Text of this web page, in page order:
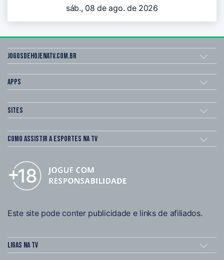
sáb., 08 de ago. de 2026
Jogosdehojenatv.com.br
Apps
Sites
Como assistir a esportes na TV
Este site pode conter publicidade e links de afiliados.
Ligas na TV